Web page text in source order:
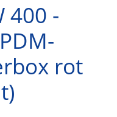
400 -
rot